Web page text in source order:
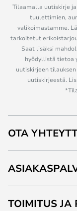
Tilaamalla uutiskirje
tuulettimien,
valikoimastamme.
tarkoitetut
Saat lisäksi
hyödyllistä tietoa
uutiskirjeen
uutiskirjeestä.
OTA
TOIMITUS JA